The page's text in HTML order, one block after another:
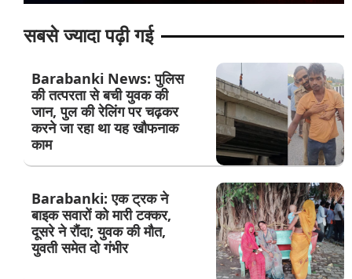
सबसे ज्यादा पढ़ी गई
Barabanki News: पुलिस
की तत्परता से बची युवक की
जान, पुल की रेलिंग पर चढ़कर
करने जा रहा था यह खौफनाक
काम
Barabanki: एक ट्रक ने
बाइक सवारों को मारी टक्कर,
दूसरे ने रौंदा; युवक की मौत,
युवती समेत दो गंभीर